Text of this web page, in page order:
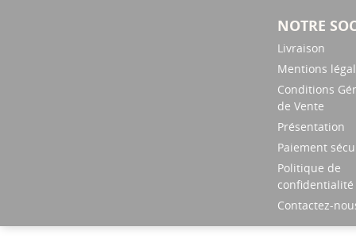
NOTRE
Livraison
Mentions
Conditions
de Vente
Présentation
Paiement
Politique de
confidentialité
Contactez-